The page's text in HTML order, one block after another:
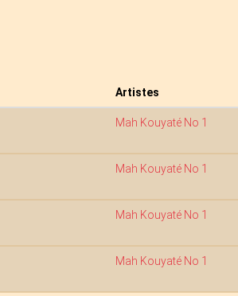
Artistes
Mah Kouyaté No 1
Mah Kouyaté No 1
Mah Kouyaté No 1
Mah Kouyaté No 1